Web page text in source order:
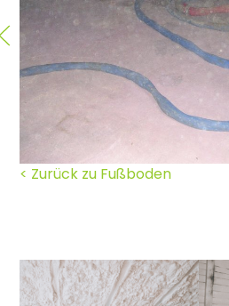
< Zurück zu Fußboden